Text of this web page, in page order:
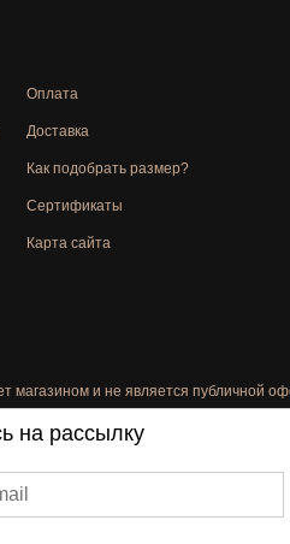
Оплата
Доставка
Как подобрать размер?
Сертификаты
Карта сайта
магазином и не является публичной
на рассылку